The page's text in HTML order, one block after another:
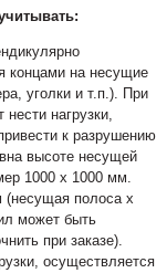
концами на несущие
уголки и т.п.). При
нагрузки,
к разрушению
высоте несущей
1000 х 1000 мм.
(несущая полоса х
может быть
при заказе).
осуществляется